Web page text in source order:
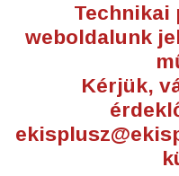
Technikai
weboldalunk
Kérjük,